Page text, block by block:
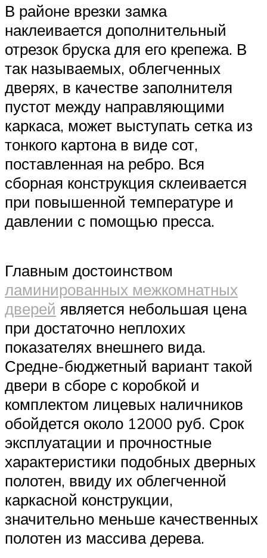
В районе врезки замка
наклеивается дополнительный
отрезок бруска для его крепежа. В
так называемых, облегченных
дверях, в качестве заполнителя
пустот между направляющими
каркаса, может выступать сетка из
тонкого картона в виде сот,
поставленная на ребро. Вся
сборная конструкция склеивается
при повышенной температуре и
давлении с помощью пресса.
Главным достоинством
ламинированных межкомнатных
дверей является небольшая цена
при достаточно неплохих
показателях внешнего вида.
Средне-бюджетный вариант такой
двери в сборе с коробкой и
комплектом лицевых наличников
обойдется около 12000 руб. Срок
эксплуатации и прочностные
характеристики подобных дверных
полотен, ввиду их облегченной
каркасной конструкции,
значительно меньше качественных
полотен из массива дерева.